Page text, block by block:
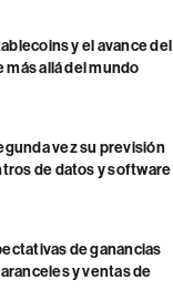
y el avance del
allá del mundo
vez su previsión
de datos y software
de ganancias
y ventas de